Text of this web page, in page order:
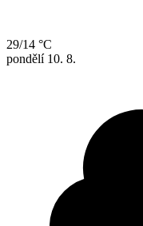
29/14 °C
pondělí 10. 8.